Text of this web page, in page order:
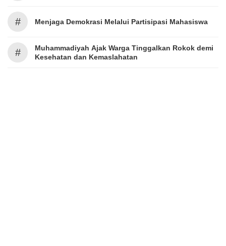
# Menjaga Demokrasi Melalui Partisipasi Mahasiswa
#
Muhammadiyah Ajak Warga Tinggalkan Rokok demi
Kesehatan dan Kemaslahatan